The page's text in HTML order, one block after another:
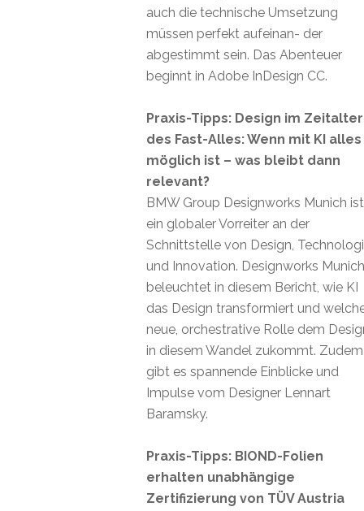
auch die technische Umsetzung
müssen perfekt aufeinan- der
abgestimmt sein. Das Abenteuer
beginnt in Adobe InDesign CC.
Praxis-Tipps: Design im Zeitalter
des Fast-Alles: Wenn mit KI alles
möglich ist – was bleibt dann
relevant?
BMW Group Designworks Munich ist
ein globaler Vorreiter an der
Schnittstelle von Design,
und Innovation. Designworks Munich
beleuchtet in diesem Bericht, wie KI
das Design transformiert und
neue, orchestrative Rolle dem
in diesem Wandel zukommt. Zudem
gibt es spannende Einblicke und
Impulse vom Designer Lennart
Baramsky.
Praxis-Tipps: BIOND-Folien
erhalten unabhängige
Zertifizierung von TÜV Austria